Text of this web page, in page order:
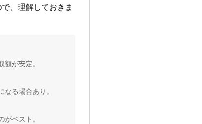
、理解しておきま
が安定。
る場合あり。
ベスト。